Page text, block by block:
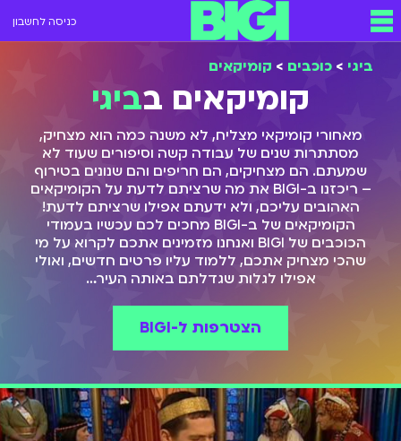
כניסה לחשבון
ביגי >כוכבים > קומיקאים
קומיקאים בביגי
מאחורי קומיקאי מצליח, לא משנה כמה הוא מצחיק,
מסתתרות שנים של עבודה קשה וסיפורים שעוד לא
שמעתם. הם מצחיקים, הם חריפים והם שנונים בטירוף
– ריכזנו ב-BIGI את מה שרציתם לדעת על הקומיקאים
האהובים עליכם, ולא ידעתם אפילו שרציתם לדעת!
הקומיקאים של ב-BIGI מחכים לכם עכשיו בעמודי
הכוכבים של BIGI ואנחנו מזמינים אתכם לקרוא על מי
שהכי מצחיק אתכם, ללמוד עליו פרטים חדשים, ואולי
אפילו לגלות שגדלתם באותה העיר…
הצטרפות ל-BIGI